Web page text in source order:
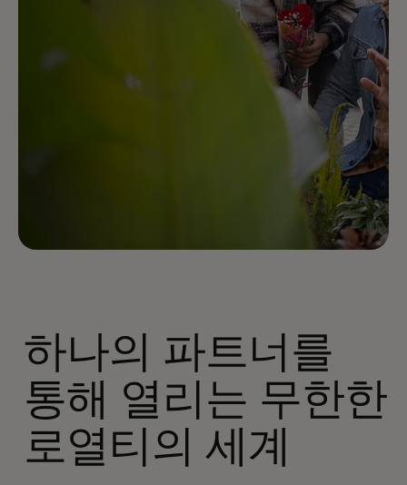
하나의 파트너를
통해 열리는 무한한
로열티의 세계